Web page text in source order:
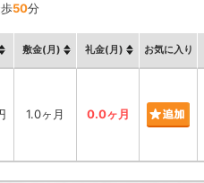
50分
敷金(月) 礼金(月) お気に入り
1.0ヶ月 0.0ヶ月